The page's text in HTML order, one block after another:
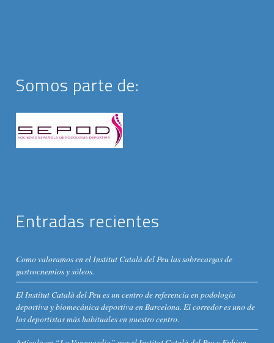
Somos parte de:
Entradas recientes
Como valoramos en el Institut Catalá del Peu las sobrecargas de
gastrocnemios y sóleos.
El Institut Català del Peu es un centro de referencia en podología
deportiva y biomecánica deportiva en Barcelona. El corredor es uno de
los deportistas más habituales en nuestro centro.